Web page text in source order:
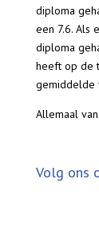
diploma
een 7.6. Als
diploma
heeft op de
gemiddelde
Allemaal
Volg ons